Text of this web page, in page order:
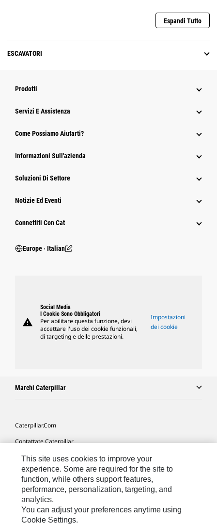
Espandi Tutto
ESCAVATORI
Prodotti
Servizi E Assistenza
Come Possiamo Aiutarti?
Informazioni Sull'azienda
Soluzioni Di Settore
Notizie Ed Eventi
Connettiti Con Cat
Europe ‧ Italian
warning
Social Media
I Cookie Sono Obbligatori
Per abilitare questa funzione, devi
accettare l'uso dei cookie funzionali,
di targeting e delle prestazioni.
Impostazioni
dei cookie
Marchi Caterpillar
Caterpillar.com
Contattate Caterpillar
Le Mie Preferenze Di Marketing
Mappa Del Sito
Cookie Settings
Informazioni Legali
Tutela Della Privacy
This site uses cookies to improve your
experience. Some are required for the site to
function, while others support features,
performance, personalization, targeting, and
analytics.
You can adjust your preferences anytime using
Cookie Settings.